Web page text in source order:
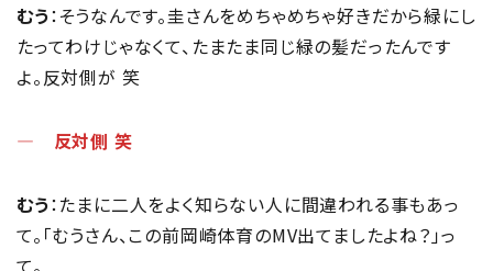
むう：そうなんです。圭さんをめちゃめちゃ好きだから緑にし
たってわけじゃなくて、たまたま同じ緑の髪だったんです
よ。反対側が 笑
― 反対側 笑
むう：たまに二人をよく知らない人に間違われる事もあっ
て。「むうさん、この前岡崎体育のMV出てましたよね？」っ
て。